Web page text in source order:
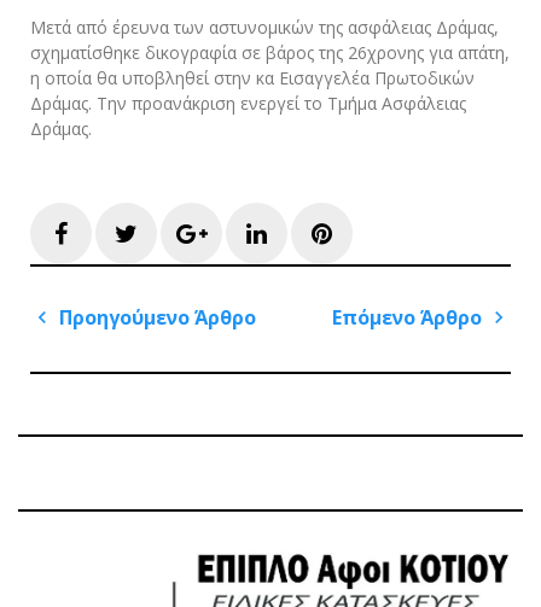
Μετά από έρευνα των αστυνομικών της ασφάλειας Δράμας,
σχηματίσθηκε δικογραφία σε βάρος της 26χρονης για απάτη,
η οποία θα υποβληθεί στην κα Εισαγγελέα Πρωτοδικών
Δράμας. Την προανάκριση ενεργεί το Τμήμα Ασφάλειας
Δράμας.
FacebookTwitterGoogle+LinkedInPinterest
Πλοήγηση
Προηγούμενο Άρθρο
Επόμενο Άρθρο